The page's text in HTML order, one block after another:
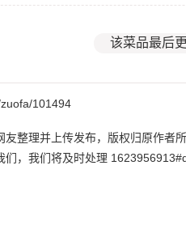
该菜品最后
101494
整理并上传发布，版权归原作者
们，我们将及时处理